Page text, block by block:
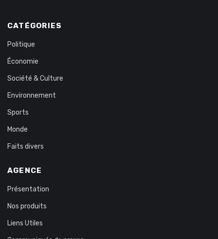
CATÉGORIES
Politique
Économie
Société & Culture
Environnement
Sports
Monde
Faits divers
AGENCE
Présentation
Nos produits
Liens Utiles